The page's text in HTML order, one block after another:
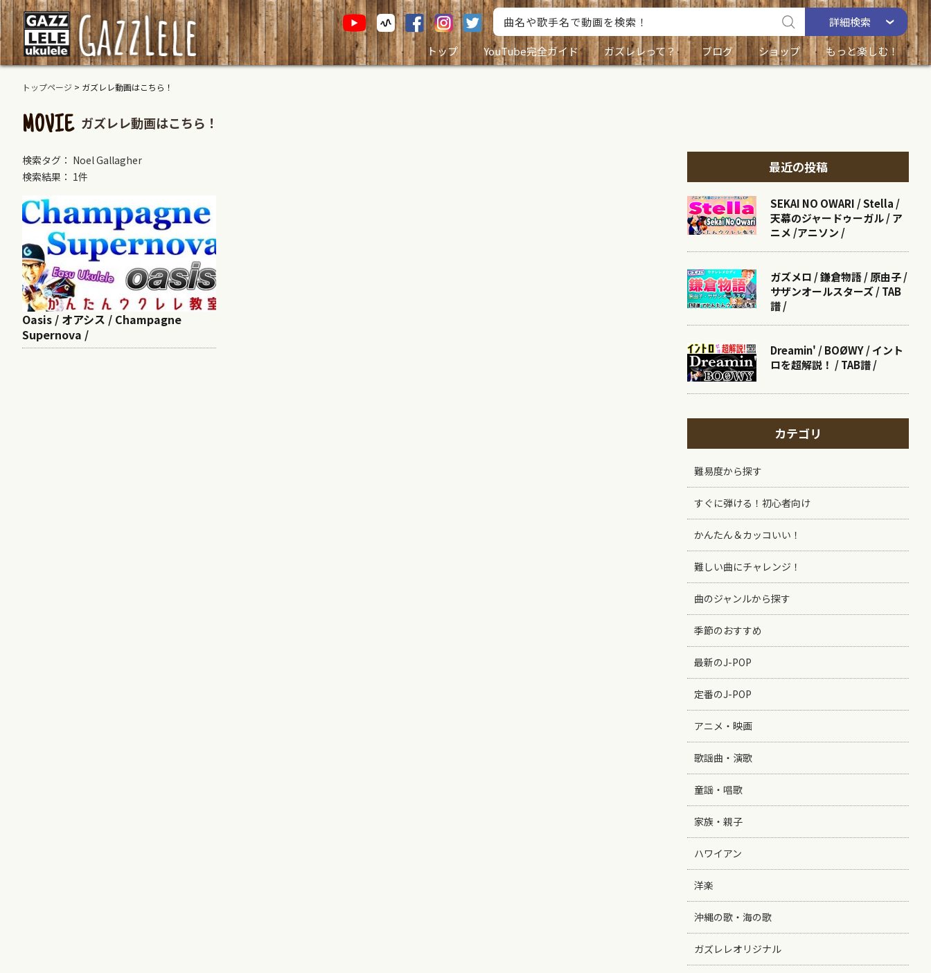
詳細検索
トップ
YouTube完全ガイド ガズレレって？ ブログ ショップ もっと楽しむ！
トップページ > ガズレレ動画はこちら！
MOVIE ガズレレ動画はこちら！
検索タグ： Noel Gallagher
検索結果： 1件
Oasis / オアシス / Champagne
Supernova /
最近の投稿
SEKAI NO OWARI / Stella /
天幕のジャードゥーガル / ア
ニメ /アニソン /
ガズメロ / 鎌倉物語 / 原由子 /
サザンオールスターズ / TAB
譜 /
Dreamin' / BOØWY / イント
ロを超解説！ / TAB譜 /
カテゴリ
難易度から探す
すぐに弾ける！初心者向け
かんたん＆カッコいい！
難しい曲にチャレンジ！
曲のジャンルから探す
季節のおすすめ
最新のJ-POP
定番のJ-POP
アニメ・映画
歌謡曲・演歌
童謡・唱歌
家族・親子
ハワイアン
洋楽
沖縄の歌・海の歌
ガズレレオリジナル